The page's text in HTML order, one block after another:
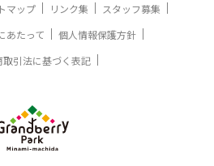
マップ リンク集
スタッフ募集
あたって
個人情報保護方針
取引法に基づく表記